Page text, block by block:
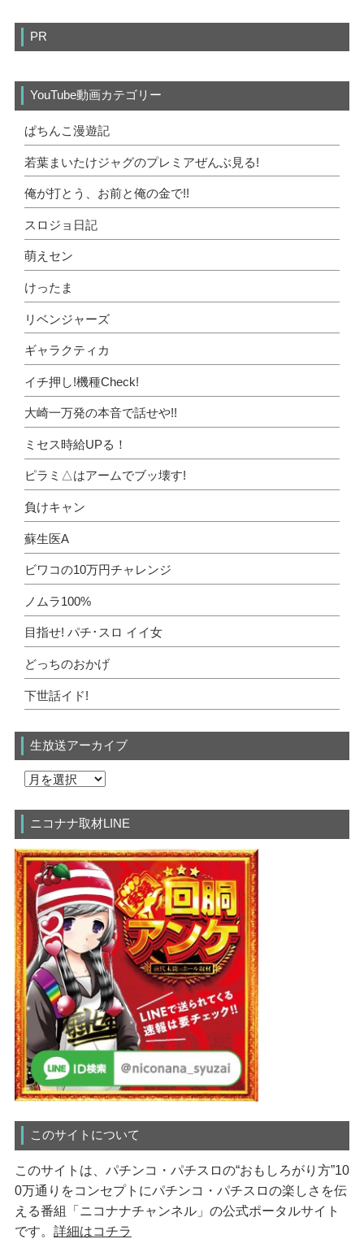
PR
YouTube動画カテゴリー
ぱちんこ漫遊記
若葉まいたけジャグのプレミアぜんぶ見る!
俺が打とう、お前と俺の金で!!
スロジョ日記
萌えセン
けったま
リベンジャーズ
ギャラクティカ
イチ押し!機種Check!
大崎一万発の本音で話せや!!
ミセス時給UPる！
ピラミ△はアームでブッ壊す!
負けキャン
蘇生医A
ビワコの10万円チャレンジ
ノムラ100%
目指せ! パチ･スロ イイ女
どっちのおかげ
下世話イド!
生放送アーカイブ
ニコナナ取材LINE
このサイトについて
このサイトは、パチンコ・パチスロの“おもしろがり方”10
0万通りをコンセプトにパチンコ・パチスロの楽しさを伝
える番組「ニコナナチャンネル」の公式ポータルサイト
です。 詳細はコチラ